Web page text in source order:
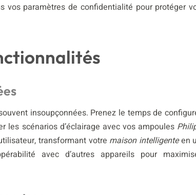
vos paramètres de confidentialité pour protéger
insoupçonnées. Prenez le temps de
les scénarios d’éclairage avec vos ampoules
transformant votre maison intelligenteen
avec d’autres appareils pour